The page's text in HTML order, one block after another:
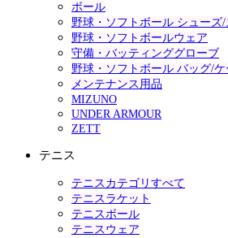
ボール
野球・ソフトボール シューズ/
野球・ソフトボールウェア
守備・バッティンググローブ
野球・ソフトボール バッグ/ケ
メンテナンス用品
MIZUNO
UNDER ARMOUR
ZETT
テニス
テニスカテゴリすべて
テニスラケット
テニスボール
テニスウェア